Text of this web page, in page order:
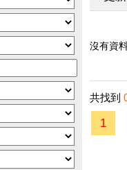
沒有資料
共找到
1